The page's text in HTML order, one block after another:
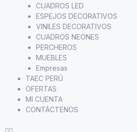
CUADROS LED
ESPEJOS DECORATIVOS
VINILES DECORATIVOS
CUADROS NEONES
PERCHEROS
MUEBLES
Empresas
TAEC PERÚ
OFERTAS
MI CUENTA
CONTÁCTENOS